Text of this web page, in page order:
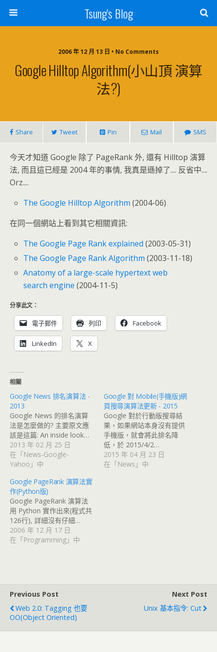
Tsung's Blog
2006 年 12 月 13 日 • No Comments
Google Hilltop Algorithm(小山頂 演算
法?)
Share Tweet Pin Mail SMS
今天才知道 Google 除了 PageRank 外, 還有 Hilltop 演算
法, 而且這已經是 2004 年的事情, 我真是遜掉了.... 反省中....
Orz....
The Google Hilltop Algorithm (2004-06)
在同一個網站上看到其它相關資訊:
The Google Page Rank explained (2003-05-31)
The Google Page Rank Algorithm (2003-11-18)
Anatomy of a large-scale hypertext web
search engine (2004-11-5)
分享此文：
電子郵件 列印 Facebook
LinkedIn X
相關
Google News 排名演算法 -
2013
Google News 的排名演算
法是怎麼做的? 主要原文應
該是這篇: An inside look…
2013 年 02 月 25 日
在「News-Google-
Yahoo」中
Google 對 Mobile(手機版)網
頁搜尋演算法更新 - 2015
Google 對於行動版搜尋結
果，如果網站本身沒有提供
手機版，就會將此排名降
低，於 2015/4/2…
2015 年 04 月 23 日
在「News」中
Google PageRank 演算法實
作(Python版)
Google PageRank 演算法
用 Python 實作出來(程式共
126行), 詳細沒有仔細…
2006 年 12 月 17 日
在「Programming」中
Previous Post
Web 2.0: Tagging 也要
OO(Object Oriented)
Next Post
Unix 基本指令: Cut